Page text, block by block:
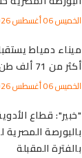
الخميس 06 أغسطس 2026-05:28
أكثر من 71 ألف طن بضائع خلال 24 ساعة
الخميس 06 أغسطس 2026-05:25
"خبير": قطاع
بالبورصة
بالفترة المقبلة